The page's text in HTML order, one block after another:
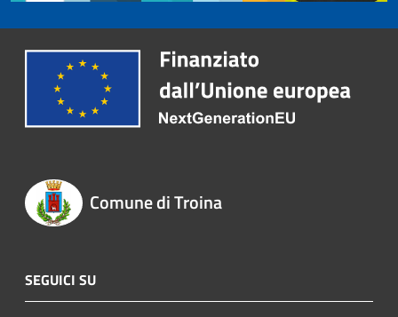
Comune di Troina
SEGUICI SU